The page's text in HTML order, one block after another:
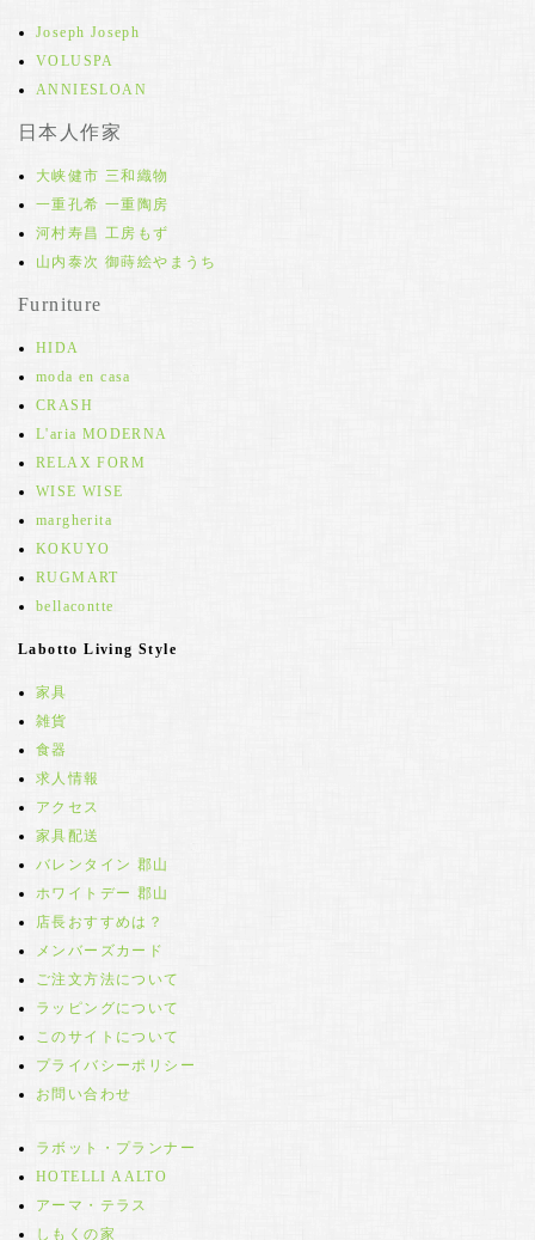
Joseph Joseph
VOLUSPA
ANNIESLOAN
日本人作家
大峡健市 三和織物
一重孔希 一重陶房
河村寿昌 工房もず
山内泰次 御蒔絵やまうち
Furniture
HIDA
moda en casa
CRASH
L'aria MODERNA
RELAX FORM
WISE WISE
margherita
KOKUYO
RUGMART
bellacontte
Labotto Living Style
家具
雑貨
食器
求人情報
アクセス
家具配送
バレンタイン 郡山
ホワイトデー 郡山
店長おすすめは？
メンバーズカード
ご注文方法について
ラッピングについて
このサイトについて
プライバシーポリシー
お問い合わせ
ラボット・プランナー
HOTELLI AALTO
アーマ・テラス
しもくの家